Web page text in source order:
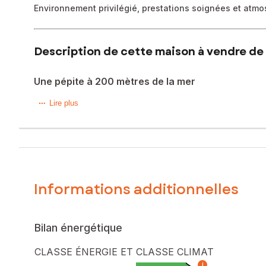
Environnement privilégié, prestations soignées et
Description de cette maison à vendre de
Une pépite à 200 mètres de la mer
Au Hôme Varaville (limite Cabourg), à 200 mètres de la
Dès l’entrée, le ton est donné : une atmosphère
La pièce de vie, baignée de lumière, invite à la détente
d'enfant ou bureau avec dressing et un espace dortoir
Ce bien ne se décrit pas, il se ressent.
Que ce soit pour une résidence principale, secondaire
Lire plus
Informations additionnelles
Bilan énergétique
CLASSE ÉNERGIE ET CLASSE CLIMAT